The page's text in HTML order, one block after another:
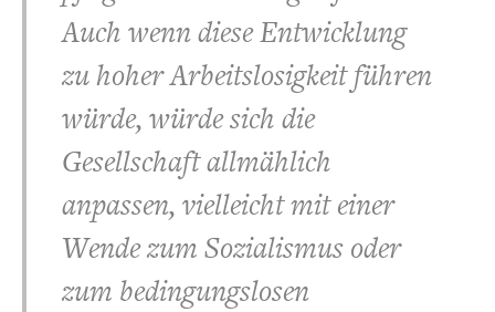
Auch wenn diese Entwicklung
zu hoher Arbeitslosigkeit führen
würde, würde sich die
Gesellschaft allmählich
anpassen, vielleicht mit einer
Wende zum Sozialismus oder
zum bedingungslosen